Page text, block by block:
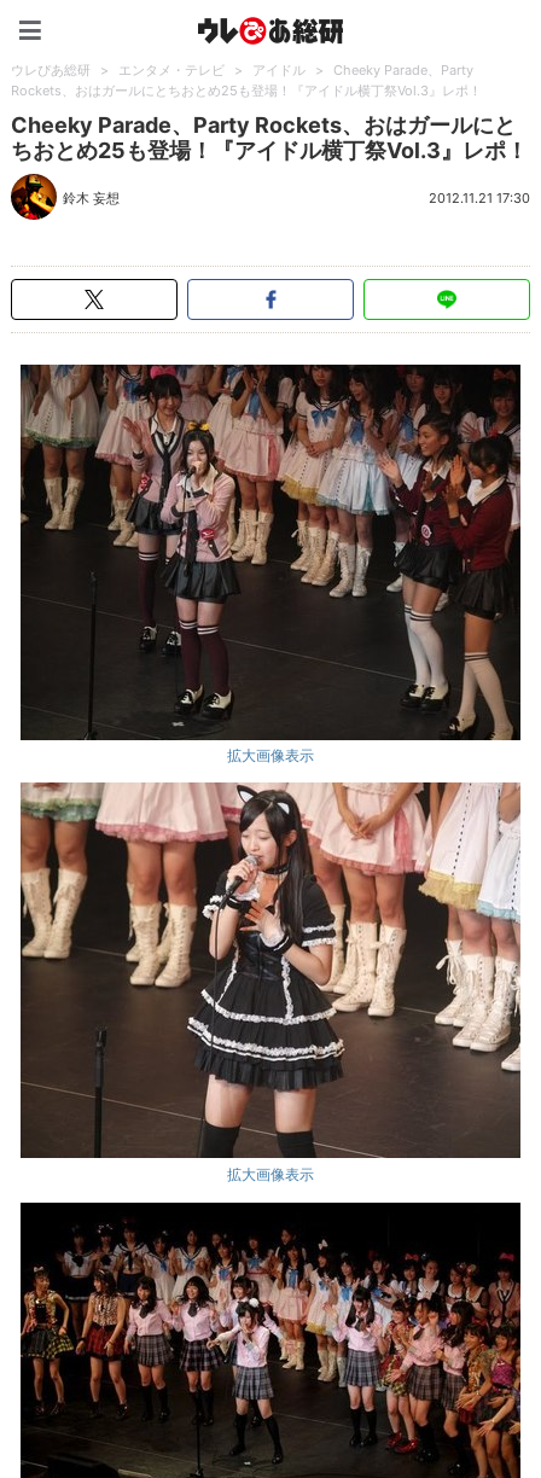
ウレぴあ総研 > エンタメ・テレビ > アイドル >
Cheeky Parade、Party
Rockets、おはガールにとちおとめ25も登場！『アイドル横丁祭Vol.3』レポ！
Cheeky Parade、Party Rockets、おはガールにと
ちおとめ25も登場！『アイドル横丁祭Vol.3』レポ！
鈴木 妄想 2012.11.21 17:30
拡大画像表示
拡大画像表示